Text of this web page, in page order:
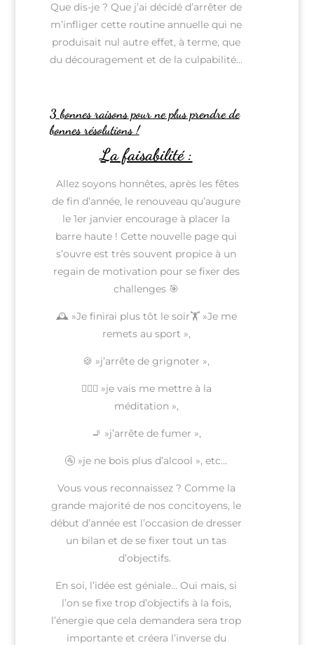
Que dis-je ? Que j’ai décidé d’arrêter de
m’infliger cette routine annuelle qui ne
produisait nul autre effet, à terme, que
du découragement et de la culpabilité…
3 bonnes raisons pour ne plus prendre de
bonnes résolutions !
La faisabilité :
Allez soyons honnêtes, après les fêtes
de fin d’année, le renouveau qu’augure
le 1er janvier encourage à placer la
barre haute ! Cette nouvelle page qui
s’ouvre est très souvent propice à un
regain de motivation pour se fixer des
challenges 🎯
🕰️ »Je finirai plus tôt le soir🏋️ »Je me
remets au sport »,
🍪 »j’arrête de grignoter »,
🧘🏼‍♀️ »je vais me mettre à la
méditation »,
🚬 »j’arrête de fumer »,
🚰 »je ne bois plus d’alcool », etc…
Vous vous reconnaissez ? Comme la
grande majorité de nos concitoyens, le
début d’année est l’occasion de dresser
un bilan et de se fixer tout un tas
d’objectifs.
En soi, l’idée est géniale… Oui mais, si
l’on se fixe trop d’objectifs à la fois,
l’énergie que cela demandera sera trop
importante et créera l’inverse du